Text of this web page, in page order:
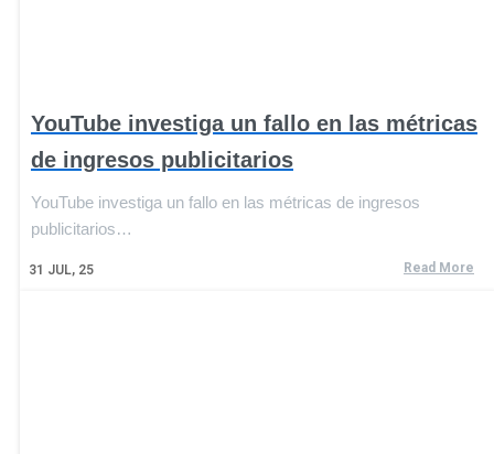
YouTube investiga un fallo en las métricas
de ingresos publicitarios
31 JUL, 25
YouTube investiga un fallo en las métricas de ingresos
publicitarios…
Read More